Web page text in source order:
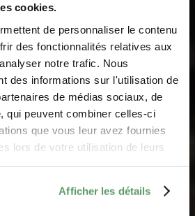
cookies.
de personnaliser le contenu
des fonctionnalités relatives aux
notre trafic. Nous
des informations sur l'utilisation de
de médias sociaux, de
qui peuvent combiner celles-ci
que vous leur avez fournies
lors de votre utilisation de leurs
Afficher les détails
Rosport
d'Echternach, 6580 Rosport